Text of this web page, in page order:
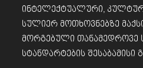
ინტელექტუალური,
სულიერ მოთხოვნებზე
მორგებული თანამედროვე
სტანდარტების შესაბამისი